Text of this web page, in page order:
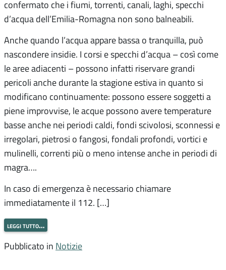
confermato che i fiumi, torrenti, canali, laghi, specchi
d’acqua dell’Emilia-Romagna non sono balneabili.
Anche quando l’acqua appare bassa o tranquilla, può
nascondere insidie. I corsi e specchi d’acqua – così come
le aree adiacenti – possono infatti riservare grandi
pericoli anche durante la stagione estiva in quanto si
modificano continuamente: possono essere soggetti a
piene improvvise, le acque possono avere temperature
basse anche nei periodi caldi, fondi scivolosi, sconnessi e
irregolari, pietrosi o fangosi, fondali profondi, vortici e
mulinelli, correnti più o meno intense anche in periodi di
magra….
In caso di emergenza è necessario chiamare
immediatamente il 112. […]
leggi tutto…
Pubblicato in Notizie